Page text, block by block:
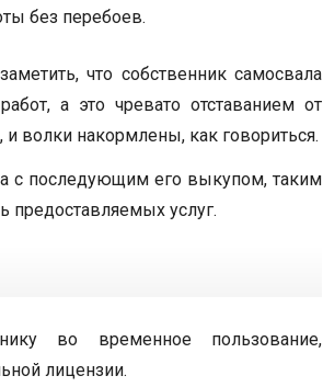
без перебоев.
что собственник самосвала
а это чревато отставанием от
волки накормлены, как говориться.
с последующим его выкупом, таким
предоставляемых услуг.
во временное пользование,
лицензии.